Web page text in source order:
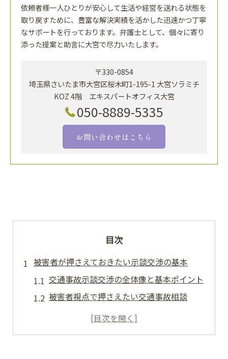
依頼者様一人ひとりが安心して生活や経営を送れる状態を
取り戻すために、豊富な解決実績を活かした迅速かつ丁寧
なサポートを行っております。弁護士として、個々に寄り
添った提案と助言に大宮で尽力いたします。
〒330-0854
埼玉県さいたま市大宮区桜木町1-195-1 大宮ソラミチ
KOZ 4階 エキスパートオフィス大宮
050-8889-5335
お問い合わせはこちら
目次
被害者が押さえておきたい示談交渉の基本
交通事故示談交渉の全体像と基本ポイント
被害者視点で押さえたい交通事故相談
交通事故被害時に知るべき示談交渉術